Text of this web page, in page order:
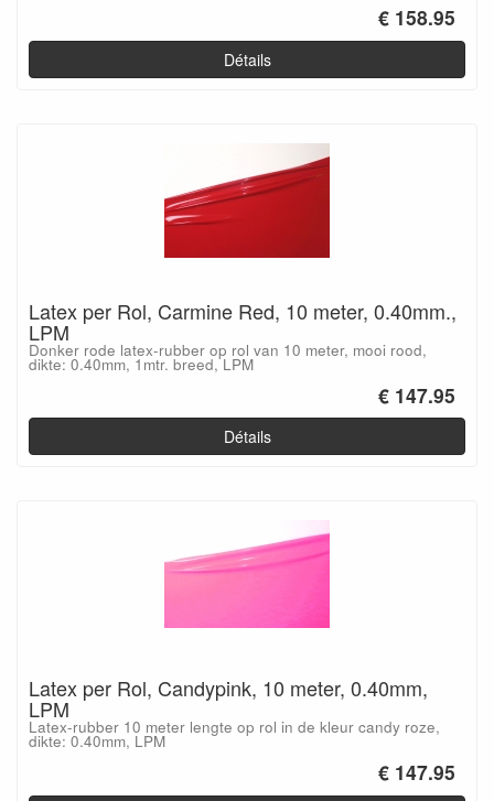
€ 158.95
Détails
Latex per Rol, Carmine Red, 10 meter, 0.40mm.,
LPM
Donker rode latex-rubber op rol van 10 meter, mooi rood,
dikte: 0.40mm, 1mtr. breed, LPM
€ 147.95
Détails
Latex per Rol, Candypink, 10 meter, 0.40mm,
LPM
Latex-rubber 10 meter lengte op rol in de kleur candy roze,
dikte: 0.40mm, LPM
€ 147.95